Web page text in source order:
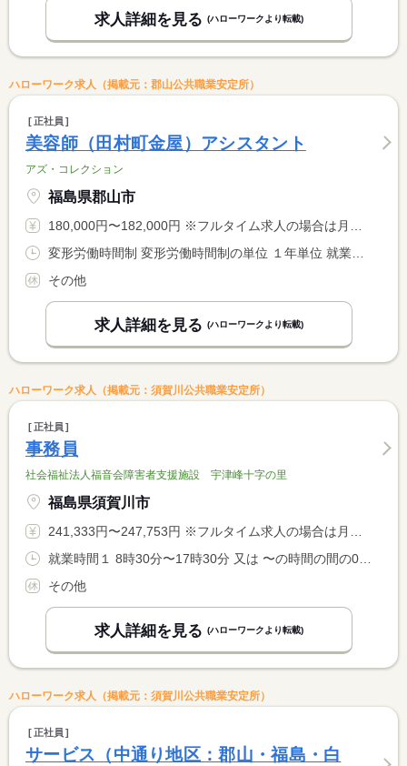
求人詳細を見る (ハローワークより転載)
ハローワーク求人（掲載元：郡山公共職業安定所）
正社員
美容師（田村町金屋）アシスタント
アズ・コレクション
福島県郡山市
180,000円〜182,000円 ※フルタイム求人の場合は月額（換算額）、パート求人の場合は時間額を表示しています。
変形労働時間制 変形労働時間制の単位 １年単位 就業時間１ 9時30分〜19時30分 就業時間に関する特記事項 月平均労働時間１７２．９ｈ
その他
求人詳細を見る (ハローワークより転載)
ハローワーク求人（掲載元：須賀川公共職業安定所）
正社員
事務員
社会福祉法人福音会障害者支援施設 宇津峰十字の里
福島県須賀川市
241,333円〜247,753円 ※フルタイム求人の場合は月額（換算額）、パート求人の場合は時間額を表示しています。
就業時間１ 8時30分〜17時30分 又は 〜の時間の間の0時間以上
その他
求人詳細を見る (ハローワークより転載)
ハローワーク求人（掲載元：須賀川公共職業安定所）
正社員
サービス（中通り地区：郡山・福島・白